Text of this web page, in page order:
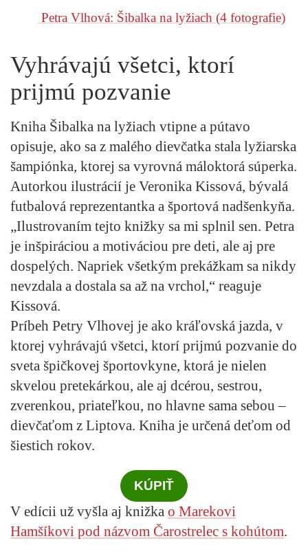
Petra Vlhová: Šibalka na lyžiach (4 fotografie)
Vyhrávajú všetci, ktorí
prijmú pozvanie
Kniha Šibalka na lyžiach vtipne a pútavo
opisuje, ako sa z malého dievčatka stala lyžiarska
šampiónka, ktorej sa vyrovná máloktorá súperka.
Autorkou ilustrácií je Veronika Kissová, bývalá
futbalová reprezentantka a športová nadšenkyňa.
„Ilustrovaním tejto knižky sa mi splnil sen. Petra
je inšpiráciou a motiváciou pre deti, ale aj pre
dospelých. Napriek všetkým prekážkam sa nikdy
nevzdala a dostala sa až na vrchol,“ reaguje
Kissová.
Príbeh Petry Vlhovej je ako kráľovská jazda, v
ktorej vyhrávajú všetci, ktorí prijmú pozvanie do
sveta špičkovej športovkyne, ktorá je nielen
skvelou pretekárkou, ale aj dcérou, sestrou,
zverenkou, priateľkou, no hlavne sama sebou –
dievčaťom z Liptova. Kniha je určená deťom od
šiestich rokov.
KÚPIŤ
V edícii už vyšla aj knižka o Marekovi
Hamšíkovi pod názvom Čarostrelec s kohútom.